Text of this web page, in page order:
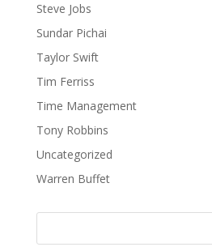
Steve Jobs
Sundar Pichai
Taylor Swift
Tim Ferriss
Time Management
Tony Robbins
Uncategorized
Warren Buffet